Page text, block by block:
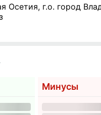
Осетия, г.о. город
Минусы